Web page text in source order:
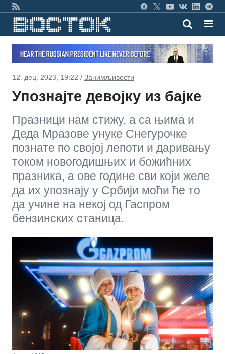
12. дец. 2023, 19:22 / Занимљивости
Упознајте девојку из бајке
Празници нам стижу, а са њима и
Деда Мразове унуке Снегурочке
познате по својој лепоти и даривању
током новогодишњих и божићних
празника, а ове године сви који желе
да их упознају у Србији моћи ће то
да учине на некој од Гаспром
бензинских станица.